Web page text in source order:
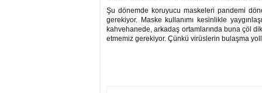
Şu dönemde koruyucu maskeleri pandemi
gerekiyor. Maske kullanımı kesinlikle
kahvehanede, arkadaş ortamlarında buna çöl
etmemiz gerekiyor. Çünkü virüslerin bulaşma